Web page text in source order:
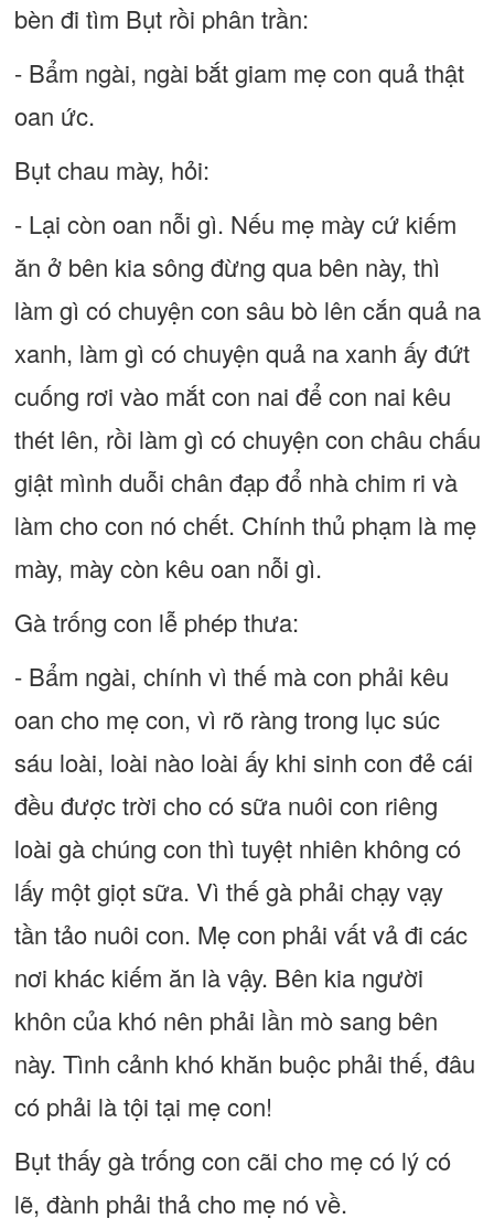
bèn đi tìm Bụt rồi phân trần:
- Bẩm ngài, ngài bắt giam mẹ con quả thật
oan ức.
Bụt chau mày, hỏi:
- Lại còn oan nỗi gì. Nếu mẹ mày cứ kiếm
ăn ở bên kia sông đừng qua bên này, thì
làm gì có chuyện con sâu bò lên cắn quả na
xanh, làm gì có chuyện quả na xanh ấy đứt
cuống rơi vào mắt con nai để con nai kêu
thét lên, rồi làm gì có chuyện con châu chấu
giật mình duỗi chân đạp đổ nhà chim ri và
làm cho con nó chết. Chính thủ phạm là mẹ
mày, mày còn kêu oan nỗi gì.
Gà trống con lễ phép thưa:
- Bẩm ngài, chính vì thế mà con phải kêu
oan cho mẹ con, vì rõ ràng trong lục súc
sáu loài, loài nào loài ấy khi sinh con đẻ cái
đều được trời cho có sữa nuôi con riêng
loài gà chúng con thì tuyệt nhiên không có
lấy một giọt sữa. Vì thế gà phải chạy vạy
tần tảo nuôi con. Mẹ con phải vất vả đi các
nơi khác kiếm ăn là vậy. Bên kia người
khôn của khó nên phải lần mò sang bên
này. Tình cảnh khó khăn buộc phải thế, đâu
có phải là tội tại mẹ con!
Bụt thấy gà trống con cãi cho mẹ có lý có
lẽ, đành phải thả cho mẹ nó về.